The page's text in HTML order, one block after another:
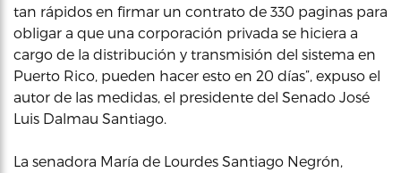
tan rápidos en firmar un contrato de 330 paginas para
obligar a que una corporación privada se hiciera a
cargo de la distribución y transmisión del sistema en
Puerto Rico, pueden hacer esto en 20 días”, expuso el
autor de las medidas, el presidente del Senado José
Luis Dalmau Santiago.
La senadora María de Lourdes Santiago Negrón,